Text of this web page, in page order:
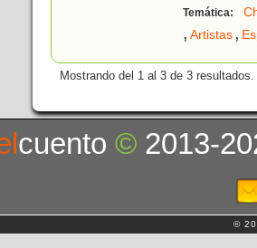
Temática:
, Artistas,
Mostrando del 1 al 3 de 3 resultados.
cuento© 2013-
©